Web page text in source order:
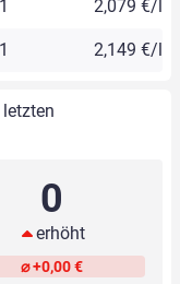
1 2,079 €/l
1 2,149 €/l
0
erhöht
⌀ +0,00 €